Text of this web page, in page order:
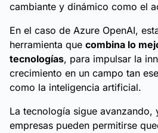
cambiante y dinámico como el
En el caso de Azure OpenAI,
herramienta que combina lo
tecnologías, para impulsar la
crecimiento en un campo tan
como la inteligencia artificial.
La tecnología sigue avanzando,
empresas pueden permitirse